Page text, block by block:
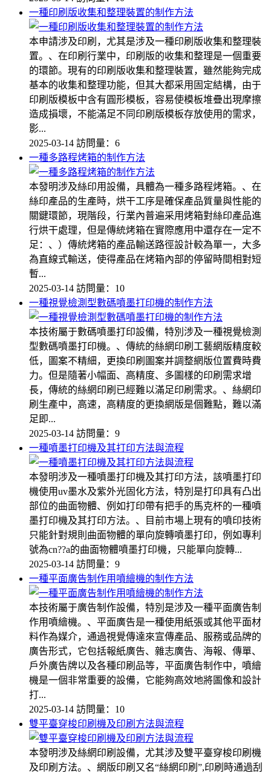
一種印刷版收集和整理裝置的制作方法
本申請涉及印刷，尤其是涉及一種印刷版收集和整理裝
置。、在印刷行業中，印刷版的收集和整理是一個重要
的環節。現有的印刷版收集和整理裝置，雖然能夠完成
基本的收集和整理功能，但其大都采用固定結構，由于
印刷版模板中含有圓形模板，容易使模板堆疊出現摩擦
造成損壞，不能滿足不同印刷版模板存放使用的需求，
影...
2025-03-14 訪問量：6
一種多路程烤箱的制作方法
本發明涉及絲印用設備，具體為一種多路程烤箱。、在
絲印產品的生產時，烘干工序是確保產品質量與性能的
關鍵環節，現階段，行業內普遍采用烤箱對絲印產品進
行烘干處理，但是傳統烤箱在實際應用中還存在一定不
足：、）傳統烤箱的產品輸送路徑設計較為單一，大多
為直線式輸送，使得產品在烤箱內部的停留時間相對短
暫...
2025-03-14 訪問量：10
一種視覺檢測型數碼噴墨打印機的制作方法
本技術屬于數碼噴墨打印設備，特別涉及一種視覺檢測
型數碼噴墨打印機。、傳統的絲網印刷工藝網版精度較
低，圖案不精細，更換印刷圖案并調整網版位置費時費
力。但是隨著小幅面、高精度、多圖樣的印刷需求增
長，傳統的絲網印刷已經難以滿足印刷需求。、絲網印
刷生產中，高速，高精度的更換網版是個難點，難以滿
足即...
2025-03-14 訪問量：9
一種噴墨打印機及其打印方法與流程
本發明涉及一種噴墨打印機及其打印方法，該噴墨打印
機使用uv墨水及紫外光固化方法，特別是打印具有凸出
部位的曲面物體、例如打印帶有把手的馬克杯的一種噴
墨打印機及其打印方法。、目前市場上現有的噴印技術
只能針對規則曲面物體的單向旋轉噴墨打印，例如專利
號為cn??a的曲面物體噴墨打印機，只能單向旋轉...
2025-03-14 訪問量：9
一種平面廣告制作用噴繪機的制作方法
本技術屬于廣告制作設備，特別是涉及一種平面廣告制
作用噴繪機。、平面廣告是一種使用紙張或其他平面材
料作為媒介，通過視覺傳達來宣傳產品、服務或品牌的
廣告形式，它包括報紙廣告、雜志廣告、海報、傳單、
戶外廣告牌以及各種印刷品等，平面廣告制作中，噴繪
機是一個非常重要的設備，它能夠高效地將圖像和設計
打...
2025-03-14 訪問量：10
雙平臺穿梭印刷機及印刷方法與流程
本發明涉及絲網印刷設備，尤其涉及雙平臺穿梭印刷機
及印刷方法。、網版印刷又名“絲網印刷”,印刷時通過刮